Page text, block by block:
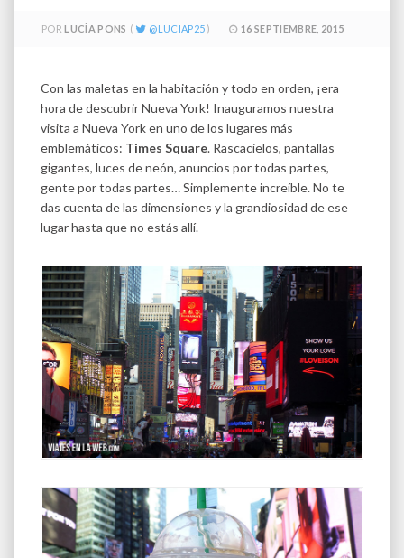
PORLUCÍA PONS LUCIAP25 16 SEPTIEMBRE, 2015
Con las maletas en la habitación y todo en orden, ¡era
hora de descubrir Nueva York! Inauguramos nuestra
visita a Nueva York en uno de los lugares más
emblemáticos: Times Square. Rascacielos, pantallas
gigantes, luces de neón, anuncios por todas partes,
gente por todas partes… Simplemente increíble. No te
das cuenta de las dimensiones y la grandiosidad de ese
lugar hasta que no estás allí.